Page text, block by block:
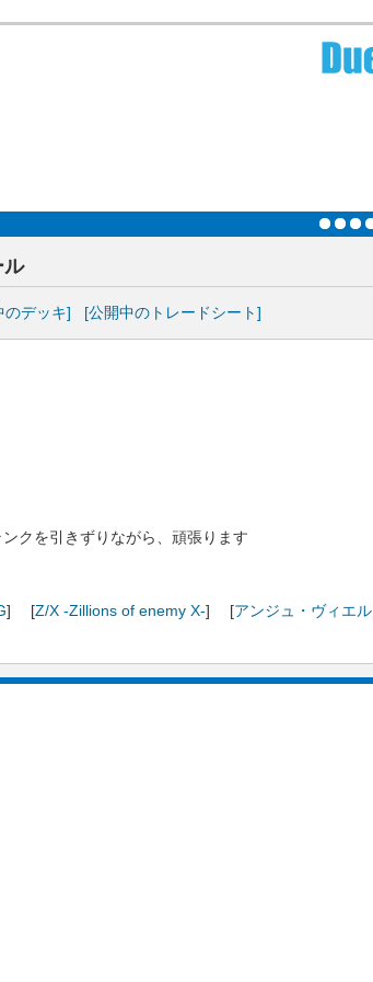
ル
のデッキ] [公開中のトレードシート]
クを引きずりながら、頑張ります
] [Z/X -Zillions of enemy X-] [アンジュ・ヴィエル